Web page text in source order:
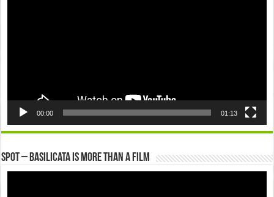
00:00 01:13
Spot – Basilicata is more than a Film